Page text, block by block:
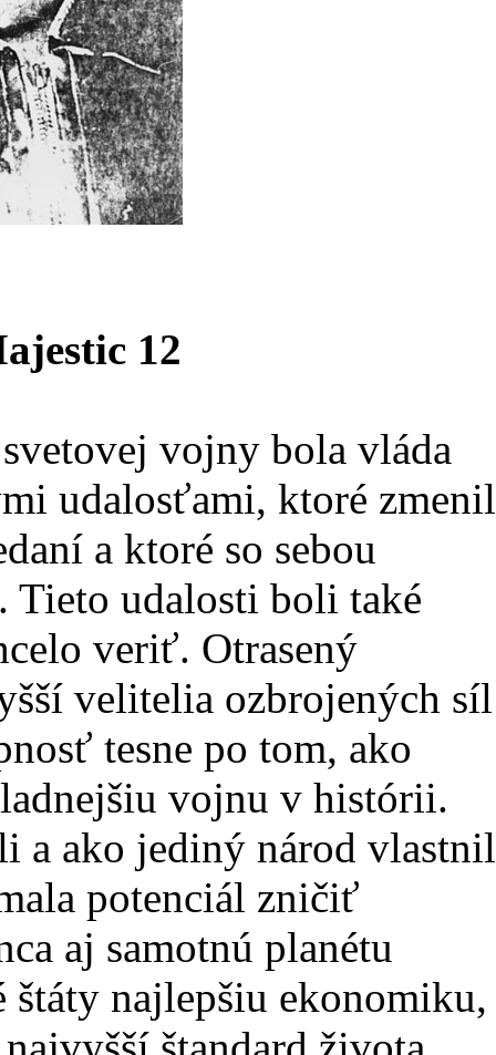
12
vojny bola vláda
udalosťami, ktoré
a ktoré so sebou
udalosti boli také
veriť. Otrasený
velitelia ozbrojených síl
tesne po tom, ako
vojnu v histórii.
a ako jediný národ
potenciál zničiť
aj samotnú planétu
štáty najlepšiu ekonomiku,